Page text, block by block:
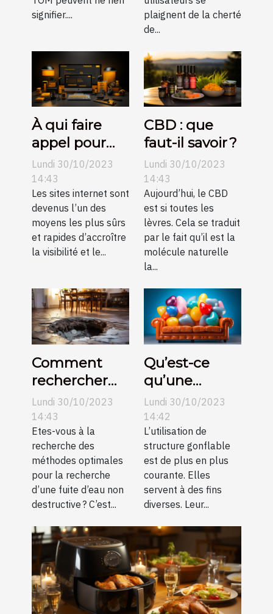
signifier....
plaignent de la cherté
de...
À qui faire
appel pour
une création
de sites
internet pas
chers sur
Angers ?
Lundi 30/10/2023
14:43
Les sites internet sont
devenus l’un des
moyens les plus sûrs
et rapides d’accroître
la visibilité et le...
CBD : que
faut-il savoir ?
Lundi 30/10/2023
14:43
Aujourd’hui, le CBD
est si toutes les
lèvres. Cela se traduit
par le fait qu’il est la
molécule naturelle
la...
Comment
rechercher
une fuite
d’eau non
destructive ?
Lundi 30/10/2023
14:43
Etes-vous à la
recherche des
méthodes optimales
pour la recherche
d’une fuite d’eau non
destructive ? C’est...
Qu’est-ce
qu’une
structure
gonflable ?
Lundi 30/10/2023
14:42
L’utilisation de
structure gonflable
est de plus en plus
courante. Elles
servent à des fins
diverses. Leur...